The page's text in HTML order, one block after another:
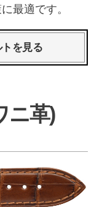
最適です。
を見る
ニ革)